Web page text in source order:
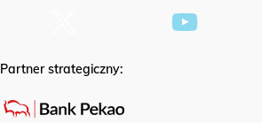
Partner strategiczny: